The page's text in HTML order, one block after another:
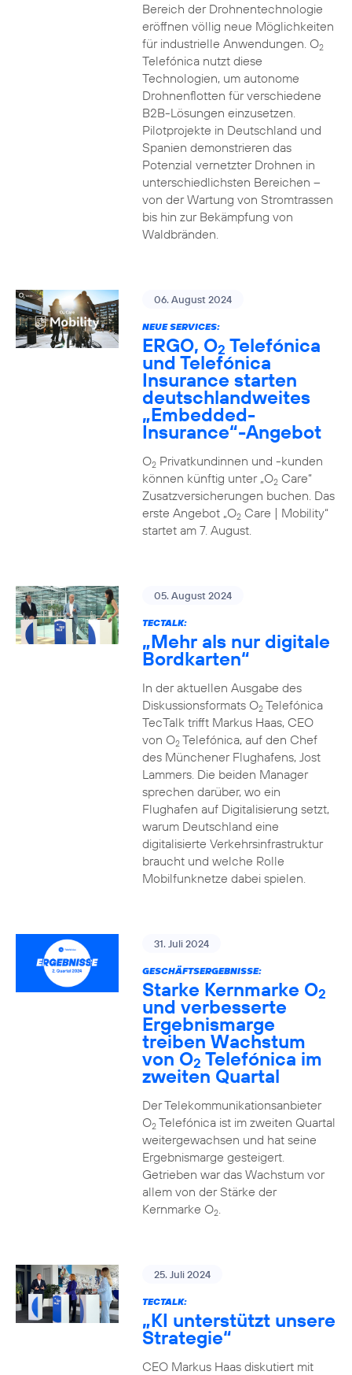
Bereich der Drohnentechnologie
eröffnen völlig neue Möglichkeiten
für industrielle Anwendungen. O2
Telefónica nutzt diese
Technologien, um autonome
Drohnenflotten für verschiedene
B2B-Lösungen einzusetzen.
Pilotprojekte in Deutschland und
Spanien demonstrieren das
Potenzial vernetzter Drohnen in
unterschiedlichsten Bereichen –
von der Wartung von Stromtrassen
bis hin zur Bekämpfung von
Waldbränden.
06. August 2024
NEUE SERVICES:
ERGO, O2 Telefónica
und Telefónica
Insurance starten
deutschlandweites
„Embedded-
Insurance“-Angebot
O2Privatkundinnen und -kunden
können künftig unter „O2Care“
Zusatzversicherungen buchen. Das
erste Angebot „O2Care | Mobility“
startet am 7. August.
05. August 2024
TECTALK:
„Mehr als nur digitale
Bordkarten“
In der aktuellen Ausgabe des
Diskussionsformats O2Telefónica
TecTalk trifft Markus Haas, CEO
von O2Telefónica, auf den Chef
des Münchener Flughafens, Jost
Lammers. Die beiden Manager
sprechen darüber, wo ein
Flughafen auf Digitalisierung setzt,
warum Deutschland eine
digitalisierte Verkehrsinfrastruktur
braucht und welche Rolle
Mobilfunknetze dabei spielen.
31. Juli 2024
GESCHÄFTSERGEBNISSE:
Starke Kernmarke O2
und verbesserte
Ergebnismarge
treiben Wachstum
von O2 Telefónica im
zweiten Quartal
Der Telekommunikationsanbieter
O2Telefónica ist im zweiten Quartal
weitergewachsen und hat seine
Ergebnismarge gesteigert.
Getrieben war das Wachstum vor
allem von der Stärke der
Kernmarke O2.
25. Juli 2024
TECTALK:
„KI unterstützt unsere
Strategie“
CEO Markus Haas diskutiert mit